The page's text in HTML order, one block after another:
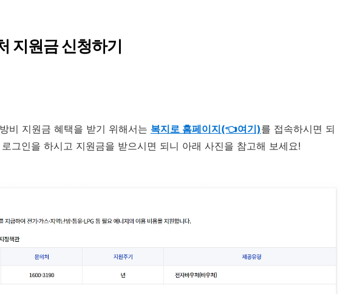
지원금 신청하기
비 지원금 혜택을 받기 위해서는 복지로 홈페이지(👈여기)를 접속하시면 되
그인을 하시고 지원금을 받으시면 되니 아래 사진을 참고해 보세요!